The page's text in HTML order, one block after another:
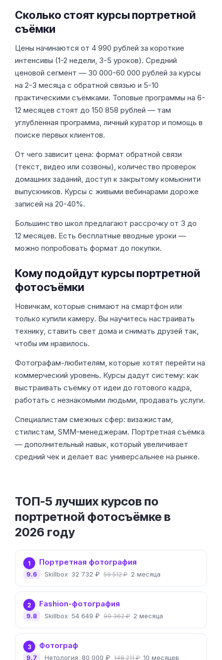
Сколько стоят курсы портретной
съёмки
Цены начинаются от 4 990 рублей за короткие
интенсивы (1-2 недели, 3-5 уроков). Средний
ценовой сегмент — 30 000-60 000 рублей за курсы
на 2-3 месяца с обратной связью и 5-10
практическими съёмками. Топовые программы на 6-
12 месяцев стоят до 150 858 рублей — там
углублённая программа, личный куратор и помощь в
поиске первых клиентов.
От чего зависит цена: формат обратной связи
(текст, видео или созвоны), количество проверок
домашних заданий, доступ к закрытому комьюнити
выпускников. Курсы с живыми вебинарами дороже
записей на 20-40%.
Большинство школ предлагают рассрочку от 3 до
12 месяцев. Есть бесплатные вводные уроки —
можно попробовать формат до покупки.
Кому подойдут курсы портретной
фотосъёмки
Новичкам, которые снимают на смартфон или
только купили камеру. Вы научитесь настраивать
технику, ставить свет дома и снимать друзей так,
чтобы им нравилось.
Фотографам-любителям, которые хотят перейти на
коммерческий уровень. Курсы дадут систему: как
выстраивать съёмку от идеи до готового кадра,
работать с незнакомыми людьми, продавать услуги.
Специалистам смежных сфер: визажистам,
стилистам, SMM-менеджерам. Портретная съёмка
— дополнительный навык, который увеличивает
средний чек и делает вас универсальнее на рынке.
ТОП-5 лучших курсов по
портретной фотосъёмке в
2026 году
1 Портретная фотография
Skillbox 32 732 ₽ 59 512 ₽ 2 месяца
9.6
2 Fashion-фотография
Skillbox 54 649 ₽ 99 362 ₽ 2 месяца
9.8
3 Фотограф
Нетология 80 000 ₽ 148 211 ₽ 10 месяцев
9.7